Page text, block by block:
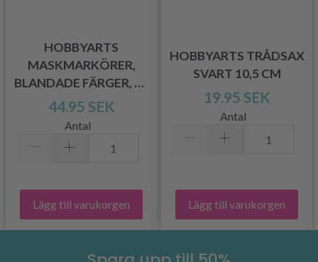
HOBBYARTS
MASKMARKÖRER,
BLANDADE FÄRGER, 25
ST.
44.95 SEK
Antal
Lägg till varukorgen
HOBBYARTS TRÅDSAX
SVART 10,5 CM
19.95 SEK
Antal
Lägg till varukorgen